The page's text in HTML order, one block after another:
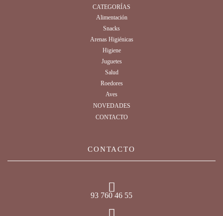
CATEGORÍAS
Alimentación
Snacks
Arenas Higiénicas
Higiene
Juguetes
Salud
Roedores
Aves
NOVEDADES
CONTACTO
CONTACTO
93 760 46 55